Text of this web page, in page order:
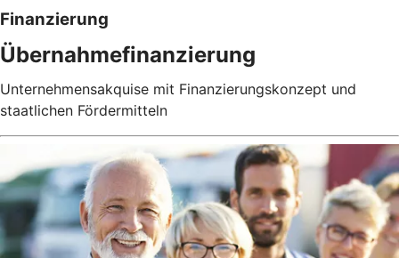
Finanzierung
Übernahmefinanzierung
Unternehmensakquise mit Finanzierungskonzept und
staatlichen Fördermitteln